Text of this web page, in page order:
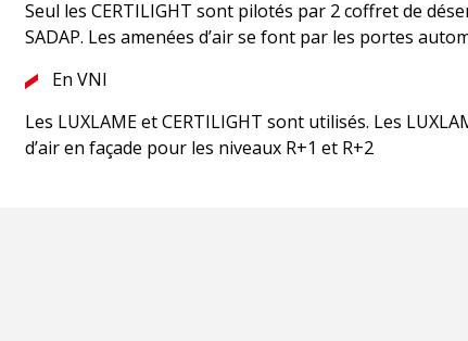
Seul les CERTILIGHT sont pilotés par 2 coffret de
SADAP. Les amenées d’air se font par les portes
En VNI
Les LUXLAME et CERTILIGHT sont utilisés. Les
d’air en façade pour les niveaux R+1 et R+2